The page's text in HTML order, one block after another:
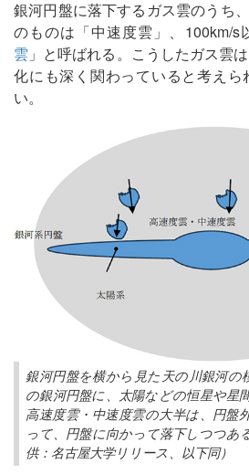
銀河円盤に落下するガス雲のうち
のものは「中速度雲」、100km/s
雲 」と呼ばれる。こうしたガス雲
化にも深く関わっていると考えら
い。
銀河円盤を横から見た天の川銀河の
の銀河円盤に、太陽などの恒星や星
高速度雲・中速度雲の大半は、円盤
って、円盤に向かって落下しつつあ
供：名古屋大学リリース、以下同）